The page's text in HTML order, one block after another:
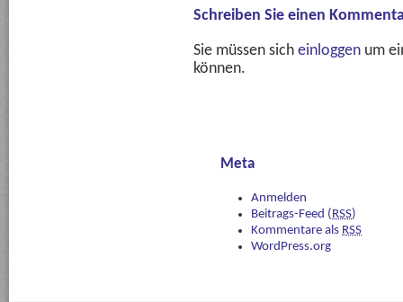
Schreiben Sie einen
Sie müssen sich einloggen um
können.
Meta
Anmelden
Beitrags-Feed (RSS)
Kommentare als RSS
WordPress.org